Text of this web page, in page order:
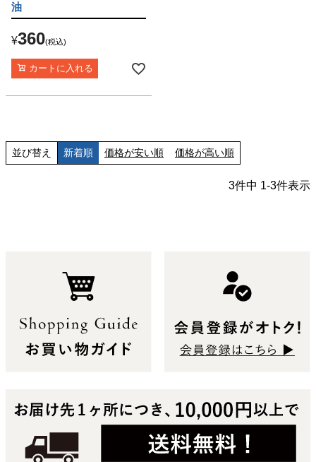
油
¥360 税込
カートに入れる
並び替え 新着順 価格が安い順 価格が高い順
3件中 1-3件表示